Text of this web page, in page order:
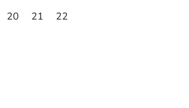
20 21 22